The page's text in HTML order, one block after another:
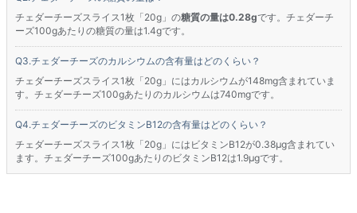
チェダーチーズスライス1枚「20g」の糖質の量は0.28gです。チェダーチ
ーズ100gあたりの糖質の量は1.4gです。
チェダーチーズのカルシウムの含有量はどのくらい？
チェダーチーズスライス1枚「20g」にはカルシウムが148mg含まれていま
す。チェダーチーズ100gあたりのカルシウムは740mgです。
チェダーチーズのビタミンB12の含有量はどのくらい？
チェダーチーズスライス1枚「20g」にはビタミンB12が0.38μg含まれてい
ます。チェダーチーズ100gあたりのビタミンB12は1.9μgです。